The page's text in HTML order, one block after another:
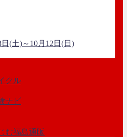
(土)～10月12日(日)